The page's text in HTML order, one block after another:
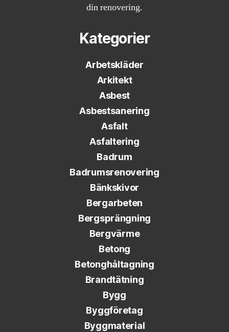
din renovering.
Kategorier
Arbetskläder
Arkitekt
Asbest
Asbestsanering
Asfalt
Asfaltering
Badrum
Badrumsrenovering
Bänkskivor
Bergarbeten
Bergsprängning
Bergvärme
Betong
Betonghåltagning
Brandtätning
Bygg
Byggföretag
Byggmaterial